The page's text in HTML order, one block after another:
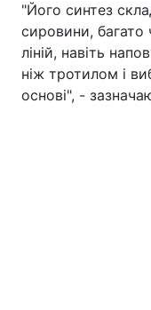
"Його синтез
сировини, багато
ліній, навіть
ніж тротилом і
основі", -